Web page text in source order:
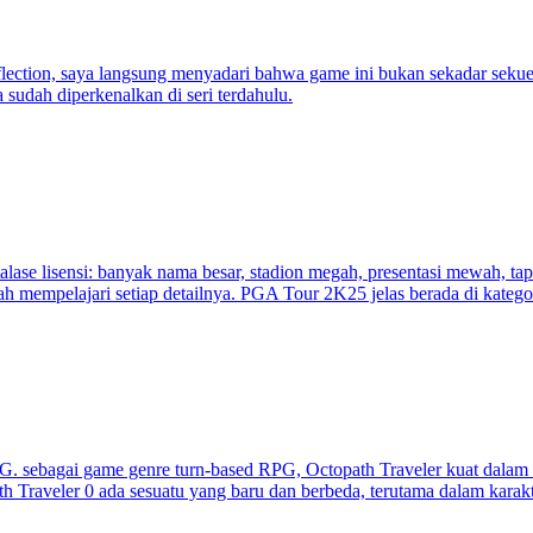
saya langsung menyadari bahwa game ini bukan sekadar
diperkenalkan di seri terdahulu.
lisensi: banyak nama besar, stadion megah, presentasi mewah,
mempelajari setiap detailnya. PGA Tour 2K25 jelas berada di
sebagai game genre turn-based RPG, Octopath Traveler kuat
0 ada sesuatu yang baru dan berbeda, terutama dalam